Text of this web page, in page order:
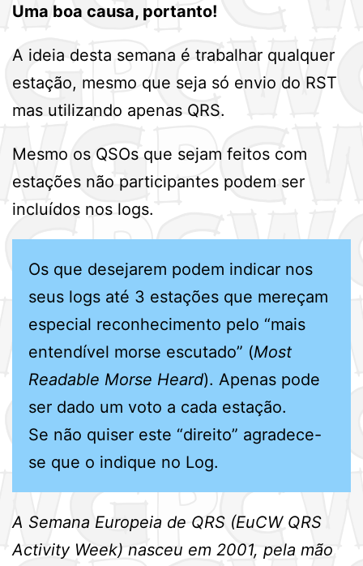
Uma boa causa, portanto!
A ideia desta semana é trabalhar qualquer
estação, mesmo que seja só envio do RST
mas utilizando apenas QRS.
Mesmo os QSOs que sejam feitos com
estações não participantes podem ser
incluídos nos logs.
Os que desejarem podem indicar nos
seus logs até 3 estações que mereçam
especial reconhecimento pelo “mais
entendível morse escutado” (Most
Readable Morse Heard). Apenas pode
ser dado um voto a cada estação.
Se não quiser este “direito” agradece-
se que o indique no Log.
A Semana Europeia de QRS (EuCW QRS
Activity Week) nasceu em 2001, pela mão